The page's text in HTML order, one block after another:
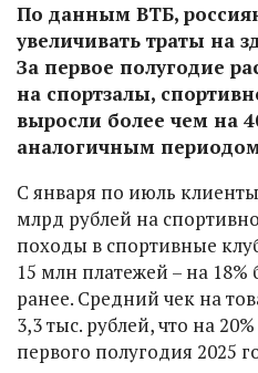
По данным ВТБ,
увеличивать траты на
За первое полугодие
на спортзалы,
выросли более чем на
аналогичным
С января по июль
млрд рублей на
походы в спортивные
15 млн платежей – на
ранее. Средний чек на
3,3 тыс. рублей, что на
первого полугодия 2025